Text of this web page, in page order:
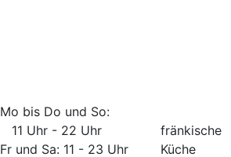
Mo bis Do und So:
11 Uhr - 22 Uhr
Fr und Sa: 11 - 23 Uhr
fränkische
Küche